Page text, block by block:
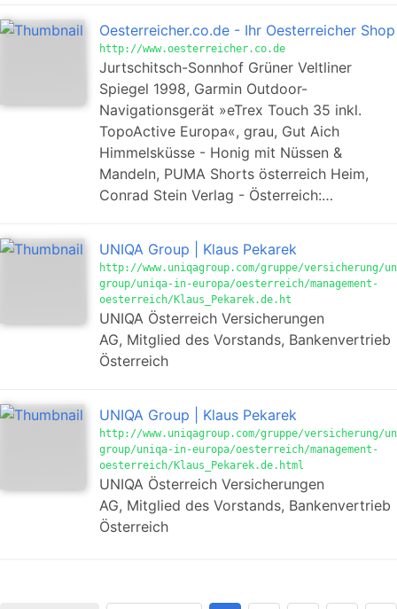
Oesterreicher.co.de - Ihr Oesterreicher Shop
http://www.oesterreicher.co.de
Jurtschitsch-Sonnhof Grüner Veltliner
Spiegel 1998, Garmin Outdoor-
Navigationsgerät »eTrex Touch 35 inkl.
TopoActive Europa«, grau, Gut Aich
Himmelsküsse - Honig mit Nüssen &
Mandeln, PUMA Shorts österreich Heim,
Conrad Stein Verlag - Österreich:…
UNIQA Group | Klaus Pekarek
http://www.uniqagroup.com/gruppe/versicherung/
group/uniqa-in-europa/oesterreich/management-
oesterreich/Klaus_Pekarek.de.ht
UNIQA Österreich Versicherungen
AG, Mitglied des Vorstands, Bankenvertrieb
Österreich
UNIQA Group | Klaus Pekarek
http://www.uniqagroup.com/gruppe/versicherung/
group/uniqa-in-europa/oesterreich/management-
oesterreich/Klaus_Pekarek.de.html
UNIQA Österreich Versicherungen
AG, Mitglied des Vorstands, Bankenvertrieb
Österreich